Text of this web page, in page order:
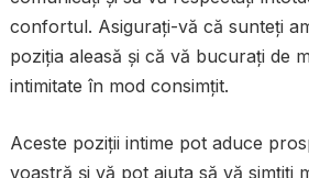
confortul. Asigurați-vă că sunteți
poziția aleasă și că vă bucurați de
intimitate în mod consimțit.
Aceste poziții intime pot aduce
voastră și vă pot ajuta să vă simțiți